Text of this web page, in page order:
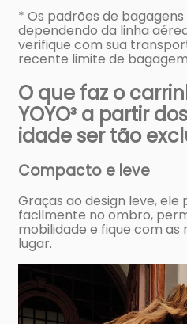
* Os padrões de
dependendo da linha
verifique com sua
recente limite de
O que faz o
YOYO³ a partir
idade ser tão
Compacto e leve
Graças ao design leve,
facilmente no ombro,
mobilidade e fique com as
lugar.